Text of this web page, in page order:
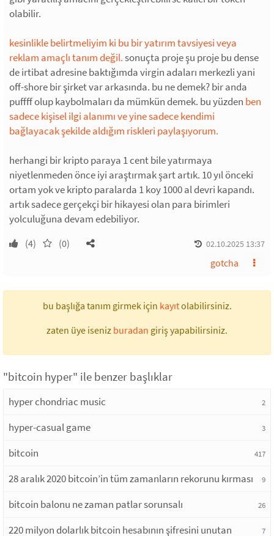
olabilir.
kesinlikle belirtmeliyim ki bu bir yatırım tavsiyesi veya
reklam amaçlı tanım değil.sonuçta proje şu proje bu dense
de irtibat adresine baktığımda virgin adaları merkezli yani
off-shore bir şirket var arkasında. bu ne demek? bir anda
puffff olup kaybolmaları da mümkün demek. bu yüzden ben
sadece kişisel ilgi alanımı ve yine sadece kendimi
bağlayacak şekilde aldığım riskleri paylaşıyorum.
herhangi bir kripto paraya 1 cent bile yatırmaya
niyetlenmeden önce iyi araştırmak şart artık. 10 yıl önceki
ortam yok ve kripto paralarda 1 koy 1000 al devri kapandı.
artık sadece gerçekçi bir hikayesi olan para birimleri
yolculuğuna devam edebiliyor.
(4) (0) 02.10.2025 13:37
gotcha
bu başlığa tanım girmek için kayıtolabilirsiniz.
zaten üye iseniz buradan giriş yapabilirsiniz.
"bitcoin hyper" ile benzer başlıklar
hyper chondriac music 2
hyper-casual game 3
bitcoin 417
28 aralık 2020 bitcoin’in tüm zamanların rekorunu kırması 9
bitcoin balonu ne zaman patlar sorunsalı 26
220 milyon dolarlık bitcoin hesabının şifresini unutan 7